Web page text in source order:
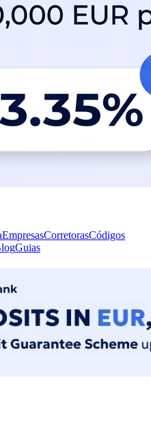
EmpresasCorretorasCódigos
Guias